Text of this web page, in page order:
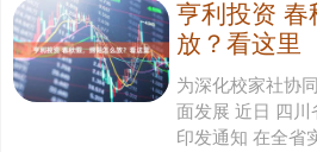
亨利投资
放？看这里
为深化校家社协
面发展 近日 四
印发通知 在全省